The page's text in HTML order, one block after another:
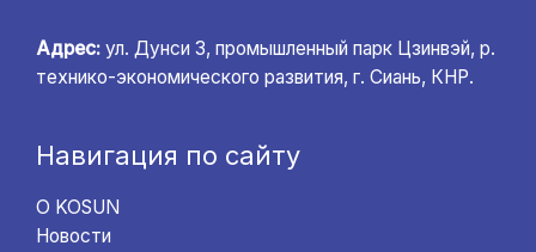
Адрес: ул. Дунси 3, промышленный парк Цзинвэй, р.
технико-экономического развития, г. Сиань, КНР.
Навигация по сайту
О KOSUN
Новости